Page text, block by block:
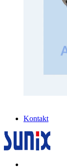
Kontakt